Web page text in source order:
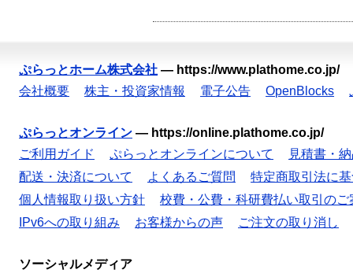
ぷらっとホーム株式会社 — https://www.plathome.co.jp/
会社概要
株主・投資家情報 電子公告 OpenBlocks
ぷらっとオンライン — https://online.plathome.co.jp/
ご利用ガイド
ぷらっとオンラインについて
見積書・
配送・決済について
よくあるご質問
特定商取引法に
個人情報取り扱い方針
校費・公費・科研費払い取引のご
IPv6への取り組み
お客様からの声 ご注文の取り消し
ソーシャルメディア